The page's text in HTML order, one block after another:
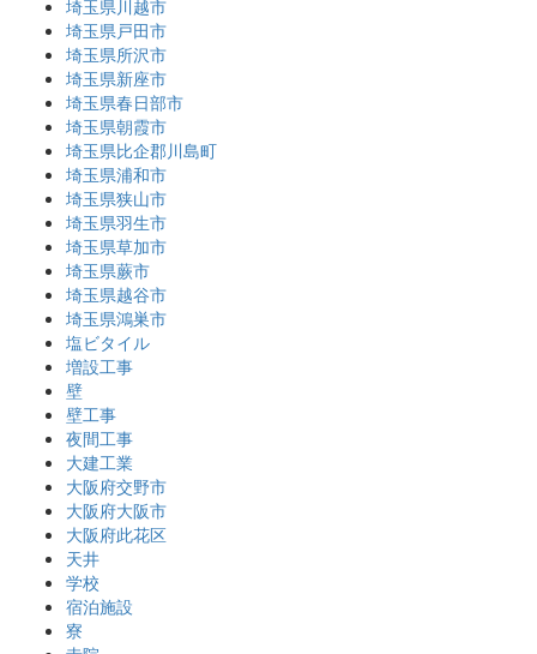
埼玉県川越市
埼玉県戸田市
埼玉県所沢市
埼玉県新座市
埼玉県春日部市
埼玉県朝霞市
埼玉県比企郡川島町
埼玉県浦和市
埼玉県狭山市
埼玉県羽生市
埼玉県草加市
埼玉県蕨市
埼玉県越谷市
埼玉県鴻巣市
塩ビタイル
増設工事
壁
壁工事
夜間工事
大建工業
大阪府交野市
大阪府大阪市
大阪府此花区
天井
学校
宿泊施設
寮